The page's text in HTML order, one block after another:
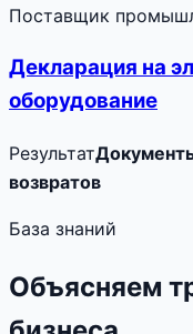
Поставщик
Декларация на
оборудование
Результат
возвратов
База знаний
Объясняем